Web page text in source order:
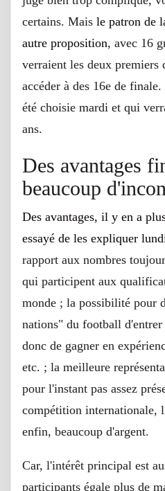
certains. Mais le patron de
autre proposition, avec 16
verraient les deux premiers
accéder à des 16e de
été choisie mardi et qui
ans.
Des avantages
beaucoup
Des avantages, il y en a
essayé de les expliquer
rapport aux nombres
qui participent aux
monde ; la possibilité pour
nations" du football
donc de gagner en
etc. ; la meilleure
pour l'instant pas assez
compétition internationale,
enfin, beaucoup d'argent.
Car, l'intérêt principal est
participants égale plus de